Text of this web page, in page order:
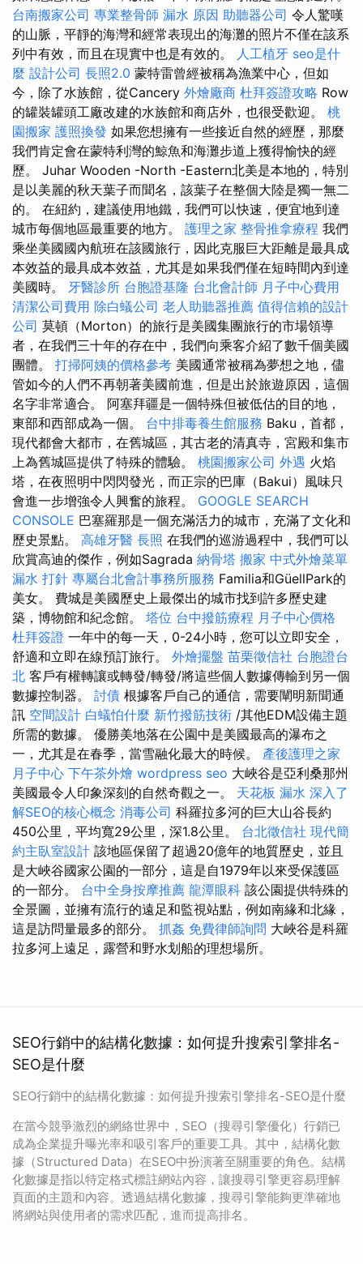
台南搬家公司 專業整骨師 漏水 原因 助聽器公司 令人驚嘆
的山脈，平靜的海灣和經常表現出的海灘的照片不僅在該系
列中有效，而且在現實中也是有效的。 人工植牙 seo是什
麼 設計公司 長照2.0 蒙特雷曾經被稱為漁業中心，但如
今，除了水族館，從Cancery 外燴廠商 杜拜簽證攻略 Row
的罐裝罐頭工廠改建的水族館和商店外，也很受歡迎。 桃
園搬家 護照換發 如果您想擁有一些接近自然的經歷，那麼
我們肯定會在蒙特利灣的鯨魚和海灘步道上獲得愉快的經
歷。 Juhar Wooden -North -Eastern北美是本地的，特別
是以美麗的秋天葉子而聞名，該葉子在整個大陸是獨一無二
的。 在紐約，建議使用地鐵，我們可以快速，便宜地到達
城市每個地區最重要的地方。 護理之家 整骨推拿療程 我們
乘坐美國國內航班在該國旅行，因此克服巨大距離是最具成
本效益的最具成本效益，尤其是如果我們僅在短時間內到達
美國時。 牙醫診所 台胞證基隆 台北會計師 月子中心費用
清潔公司費用 除白蟻公司 老人助聽器推薦 值得信賴的設計
公司 莫頓（Morton）的旅行是美國集團旅行的市場領導
者，在我們三十年的存在中，我們向乘客介紹了數千個美國
團體。 打掃阿姨的價格參考 美國通常被稱為夢想之地，儘
管如今的人們不再朝著美國前進，但是出於旅遊原因，這個
名字非常適合。 阿塞拜疆是一個特殊但被低估的目的地，
東部和西部成為一個。 台中排毒養生館服務 Baku，首都，
現代都會大都市，在舊城區，其古老的清真寺，宮殿和集市
上為舊城區提供了特殊的體驗。 桃園搬家公司 外遇 火焰
塔，在夜照明中閃閃發光，而正宗的巴庫（Bakui）風味只
會進一步增強令人興奮的旅程。 GOOGLE SEARCH
CONSOLE 巴塞羅那是一個充滿活力的城市，充滿了文化和
歷史景點。 高雄牙醫 長照 在我們的巡游過程中，我們可以
欣賞高迪的傑作，例如Sagrada 納骨塔 搬家 中式外燴菜單
漏水 打針 專屬台北會計事務所服務 Familia和GüellPark的
美女。 費城是美國歷史上最傑出的城市找到許多歷史建
築，博物館和紀念館。 塔位 台中撥筋療程 月子中心價格
杜拜簽證 一年中的每一天，0-24小時，您可以立即安全，
舒適和立即在線預訂旅行。 外燴擺盤 苗栗徵信社 台胞證台
北 客戶有權轉讓或轉發/轉發/將這些個人數據傳輸到另一個
數據控制器。 討債 根據客戶自己的通信，需要闡明新聞通
訊 空間設計 白蟻怕什麼 新竹撥筋技術 /其他EDM設備主題
所需的數據。 優勝美地落在公園中是美國最高的瀑布之
一，尤其是在春季，當雪融化最大的時候。 產後護理之家
月子中心 下午茶外燴 wordpress seo 大峽谷是亞利桑那州
美國最令人印象深刻的自然奇觀之一。 天花板 漏水 深入了
解SEO的核心概念 消毒公司 科羅拉多河的巨大山谷長約
450公里，平均寬29公里，深1.8公里。 台北徵信社 現代簡
約主臥室設計 該地區保留了超過20億年的地質歷史，並且
是大峽谷國家公園的一部分，這是自1979年以來受保護區
的一部分。 台中全身按摩推薦 龍潭眼科 該公園提供特殊的
全景圖，並擁有流行的遠足和監視站點，例如南緣和北緣，
這是訪問量最多的部分。 抓姦 免費律師詢問 大峽谷是科羅
拉多河上遠足，露營和野水划船的理想場所。
SEO行銷中的結構化數據：如何提升搜索引擎排名-
SEO是什麼
SEO行銷中的結構化數據：如何提升搜索引擎排名-SEO是什麼
在當今競爭激烈的網絡世界中，SEO（搜尋引擎優化）行銷已
成為企業提升曝光率和吸引客戶的重要工具。其中，結構化數
據（Structured Data）在SEO中扮演著至關重要的角色。結構
化數據是指以特定格式標註網站內容，讓搜尋引擎更容易理解
頁面的主題和內容。透過結構化數據，搜尋引擎能夠更準確地
將網站與使用者的需求匹配，進而提高排名。